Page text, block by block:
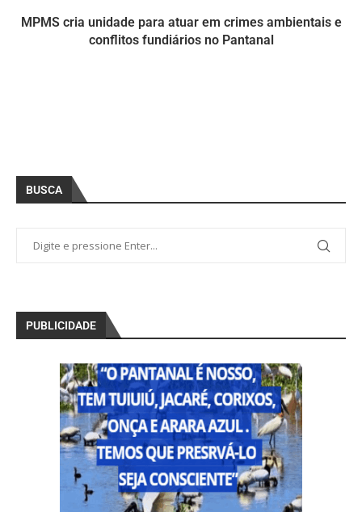
MPMS cria unidade para atuar em crimes ambientais e
conflitos fundiários no Pantanal
BUSCA
PUBLICIDADE